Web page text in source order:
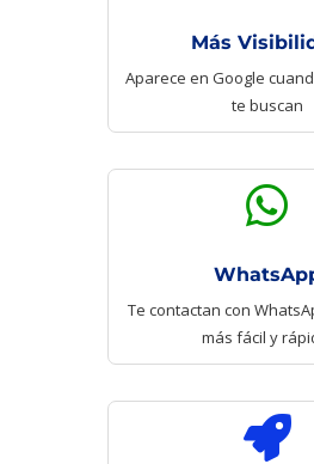
Más
Aparece en Google
te buscan

Te contactan con
más fácil y
